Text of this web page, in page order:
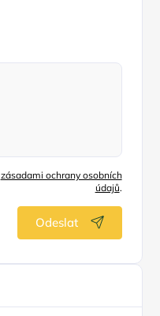
zásadami ochrany osobních
údajů.
Odeslat